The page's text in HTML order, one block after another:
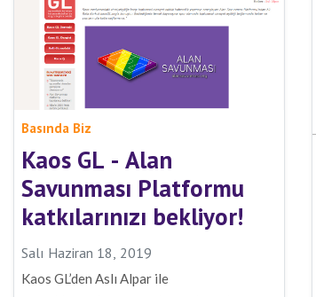
Basında Biz
Kaos GL - Alan
Savunması Platformu
katkılarınızı bekliyor!
Salı Haziran 18, 2019
Kaos GL’den Aslı Alpar ile